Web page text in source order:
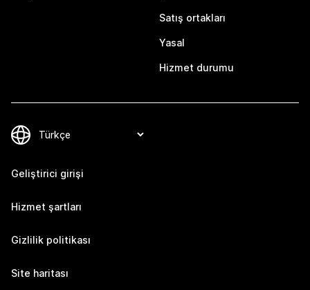
Satış ortakları
Yasal
Hizmet durumu
Geliştirici girişi
Hizmet şartları
Gizlilik politikası
Site haritası